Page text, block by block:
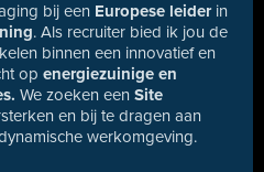
bij een Europese leiderin
. Als recruiter bied ik jou de
binnen een innovatief en
op energiezuinige en
We zoeken een Site
en bij te dragen aan
werkomgeving.